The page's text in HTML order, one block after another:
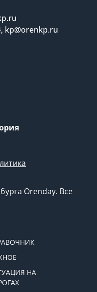
kp@orenkp.ru
Orenday. Все
НА